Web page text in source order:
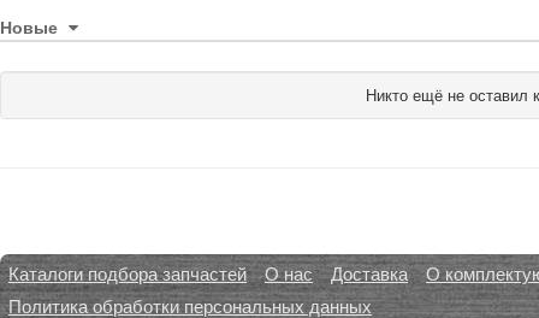
Новые
Никто ещё не оставил
Каталоги подбора запчастей О нас Доставка
О
Политика обработки персональных данных